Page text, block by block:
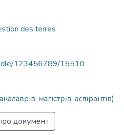
des terres
123456789/15510
магістрів, аспірантів)
документ